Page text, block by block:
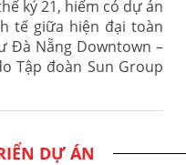
kỷ 21, hiếm có dự án
tế giữa hiện đại toàn
Đà Nẵng Downtown –
Tập đoàn Sun Group
DỰ ÁN